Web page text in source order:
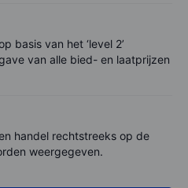
basis van het ‘level 2’
van alle bied- en laatprijzen
handel rechtstreeks op de
weergegeven.